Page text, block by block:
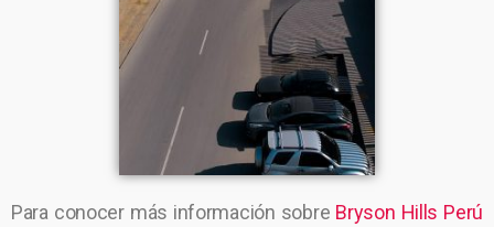
Para conocer más información sobre Bryson Hills Perú